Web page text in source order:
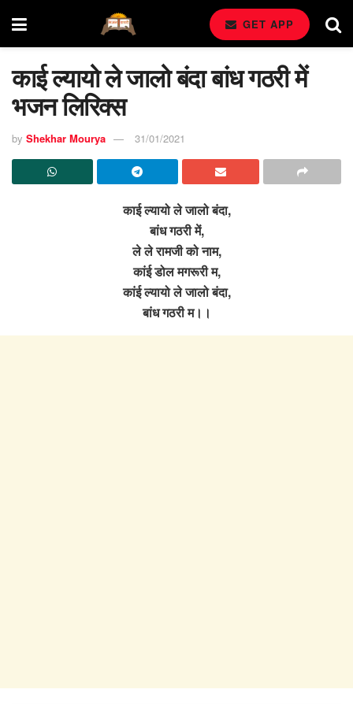
GET APP
काई ल्यायो ले जालो बंदा बांध गठरी में
भजन लिरिक्स
by Shekhar Mourya 31/01/2021
काई ल्यायो ले जालो बंदा,
बांध गठरी में,
ले ले रामजी को नाम,
कांई डोल मगरूरी म,
कांई ल्यायो ले जालो बंदा,
बांध गठरी म।।